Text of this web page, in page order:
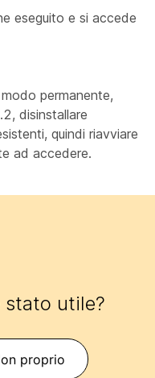
eseguito e si accede
permanente,
disinstallare
quindi riavviare
ad accedere.
utile?
proprio